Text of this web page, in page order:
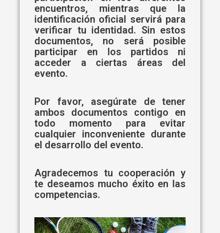
encuentros, mientras que la
identificación oficial servirá para
verificar tu identidad. Sin estos
documentos, no será posible
participar en los partidos ni
acceder a ciertas áreas del
evento.
Por favor, asegúrate de tener
ambos documentos contigo en
todo momento para evitar
cualquier inconveniente durante
el desarrollo del evento.
Agradecemos tu cooperación y
te deseamos mucho éxito en las
competencias.